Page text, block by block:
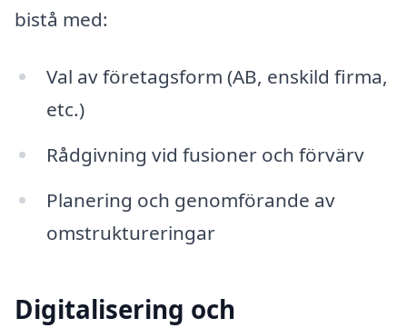
bistå med:
Val av företagsform (AB, enskild firma,
etc.)
Rådgivning vid fusioner och förvärv
Planering och genomförande av
omstruktureringar
Digitalisering och